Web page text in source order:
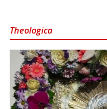
Theologica